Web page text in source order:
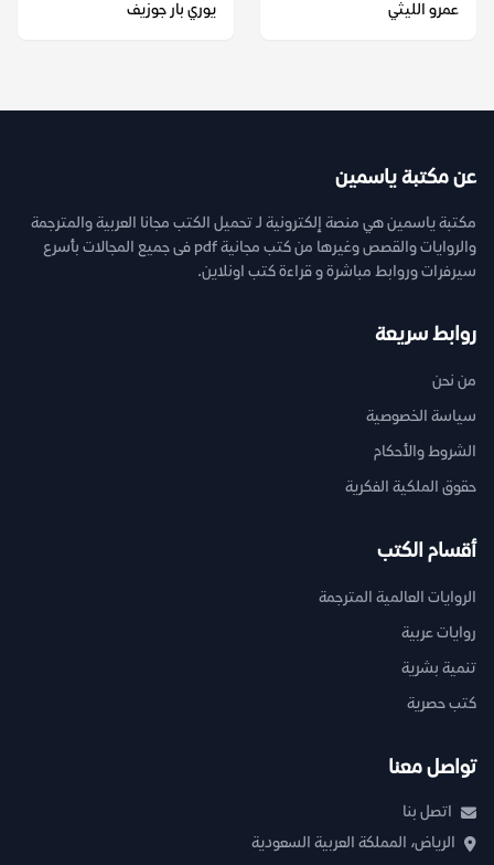
عمرو الليثي
يوري بار جوزيف
عن مكتبة ياسمين
مكتبة ياسمين هي منصة إلكترونية لـ تحميل الكتب مجانا العربية والمترجمة
والروايات والقصص وغيرها من كتب مجانية pdf فى جميع المجالات بأسرع
سيرفرات وروابط مباشرة و قراءة كتب اونلاين.
روابط سريعة
من نحن
سياسة الخصوصية
الشروط والأحكام
حقوق الملكية الفكرية
أقسام الكتب
الروايات العالمية المترجمة
روايات عربية
تنمية بشرية
كتب حصرية
تواصل معنا
اتصل بنا
الرياض، المملكة العربية السعودية